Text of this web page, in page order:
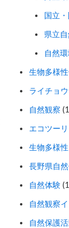
国立
県立
自然
生物多様
ライチョ
自然観察
エコツー
生物多様性
長野県自
自然体験
自然観察
自然保護